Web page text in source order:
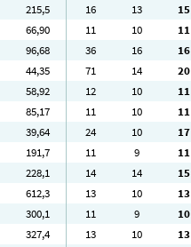
215,5 16 13 15
66,90 11 10 11
96,68 36 16 16
44,35 71 14 20
58,92 12 10 11
85,17 11 10 11
39,64 24 10 17
191,7 11 9 11
228,1 14 14 15
612,3 13 10 13
300,1 11 9 10
327,4 13 10 13